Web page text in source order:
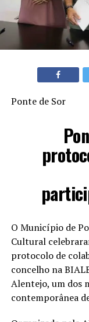
Ponte de Sor
O Município de
Cultural
protocolo de
concelho na
Alentejo, um dos
contemporânea